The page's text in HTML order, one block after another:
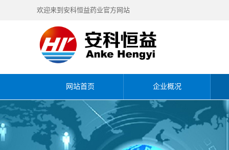
欢迎来到安科恒益药业官方网站
网站首页 企业概况